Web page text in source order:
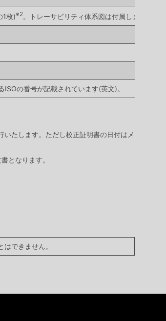
1枚)※2。トレーサビリティ体系図は付属しません
の番号が記載されています(英文)。
たします。ただし校正証明書の日付はメ
となります。
できません。